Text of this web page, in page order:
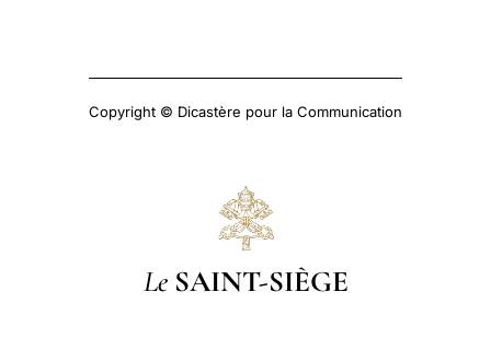
Copyright © Dicastère pour la Communication
Le SAINT-SIÈGE